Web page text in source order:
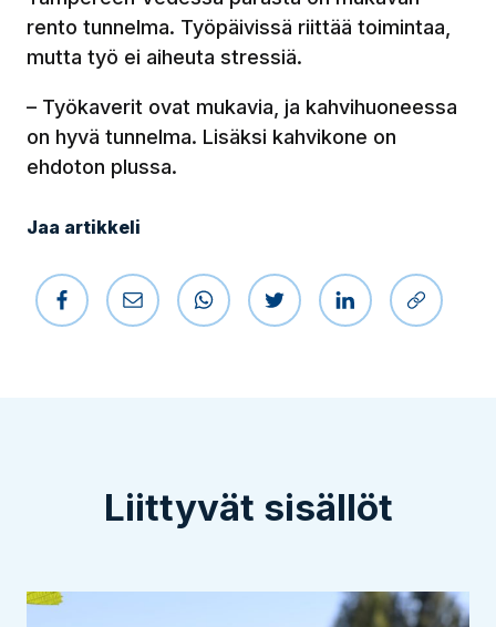
rento tunnelma. Työpäivissä riittää toimintaa,
mutta työ ei aiheuta stressiä.
– Työkaverit ovat mukavia, ja kahvihuoneessa
on hyvä tunnelma. Lisäksi kahvikone on
ehdoton plussa.
Jaa artikkeli
Jaa Facebookissa
Jaa sähköpostilla
Jaa WhatsAppissa
Jaa Twitterissä
Jaa Kopioi
Liittyvät sisällöt